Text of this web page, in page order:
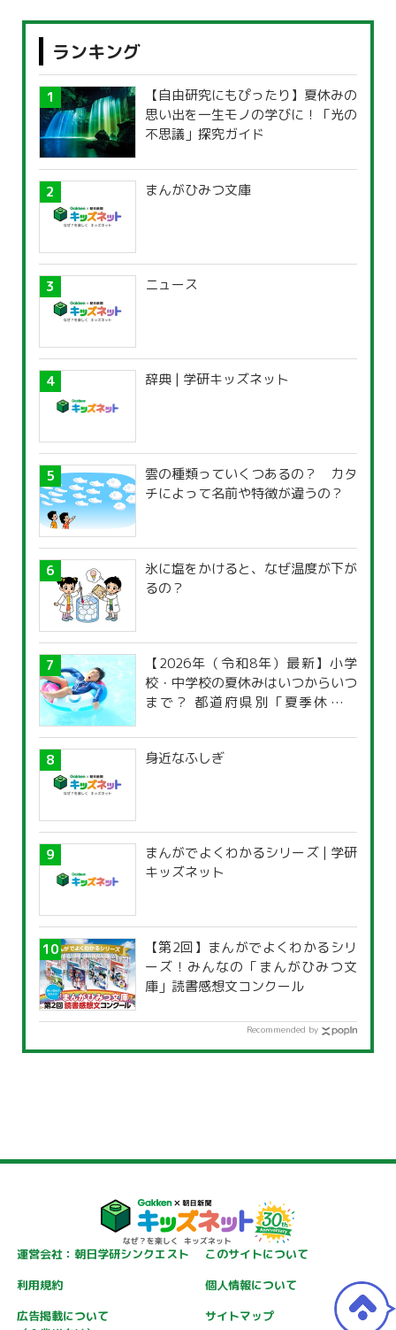
ランキング
【自由研究にもぴったり】夏休みの
思い出を一生モノの学びに！「光の
不思議」探究ガイド
まんがひみつ文庫
ニュース
辞典 | 学研キッズネット
雲の種類っていくつあるの？ カタ
チによって名前や特徴が違うの？
氷に塩をかけると、なぜ温度が下が
るの？
【2026年（令和8年）最新】小学
校・中学校の夏休みはいつからいつ
まで？ 都道府県別「夏季休暇一
身近なふしぎ
まんがでよくわかるシリーズ | 学研
キッズネット
【第2回】まんがでよくわかるシリ
ーズ！みんなの「まんがひみつ文
庫」読書感想文コンクール
Recommended by
運営会社：朝日学研シンクエスト
このサイトについて
利用規約
個人情報について
広告掲載について
サイトマップ